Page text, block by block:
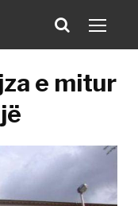
e mitur